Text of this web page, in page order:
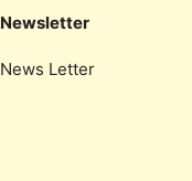
Newsletter
News Letter